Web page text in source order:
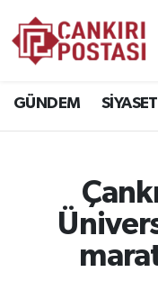
GÜNDEM SİYASET
EKONOMİ
SAĞLIK
Trafik Durumu
Süper Lig